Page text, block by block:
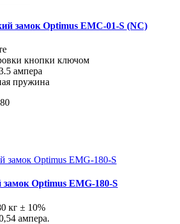
замок Optimus EMC-01-S (NC)
кнопки ключом
ампера
пружина
Optimus EMG-180-S
кг ± 10%
ампера.